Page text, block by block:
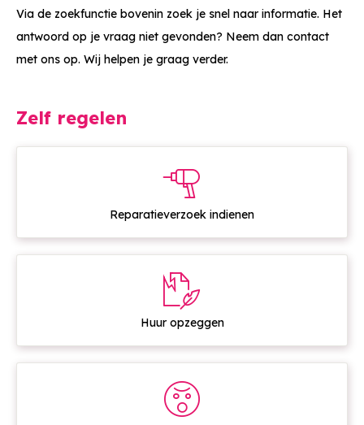
Via de zoekfunctie bovenin zoek je snel naar informatie. Het
antwoord op je vraag niet gevonden? Neem dan contact
met ons op. Wij helpen je graag verder.
Zelf regelen

Reparatieverzoek indienen

Huur opzeggen
